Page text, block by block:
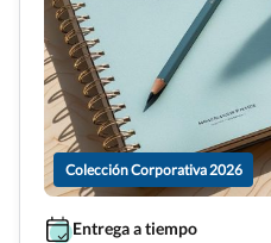
Colección Corporativa 2026
Entrega a tiempo